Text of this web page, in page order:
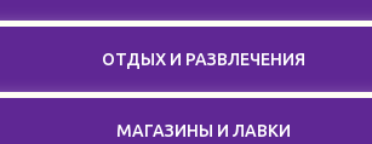
ОТДЫХ И РАЗВЛЕЧЕНИЯ
МАГАЗИНЫ И ЛАВКИ